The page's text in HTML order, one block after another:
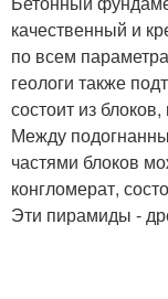
качественный и
по всем
геологи также
состоит из
Между
частями блоков
конгломерат,
Эти пирамиды -